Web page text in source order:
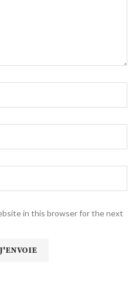
in this browser for the next